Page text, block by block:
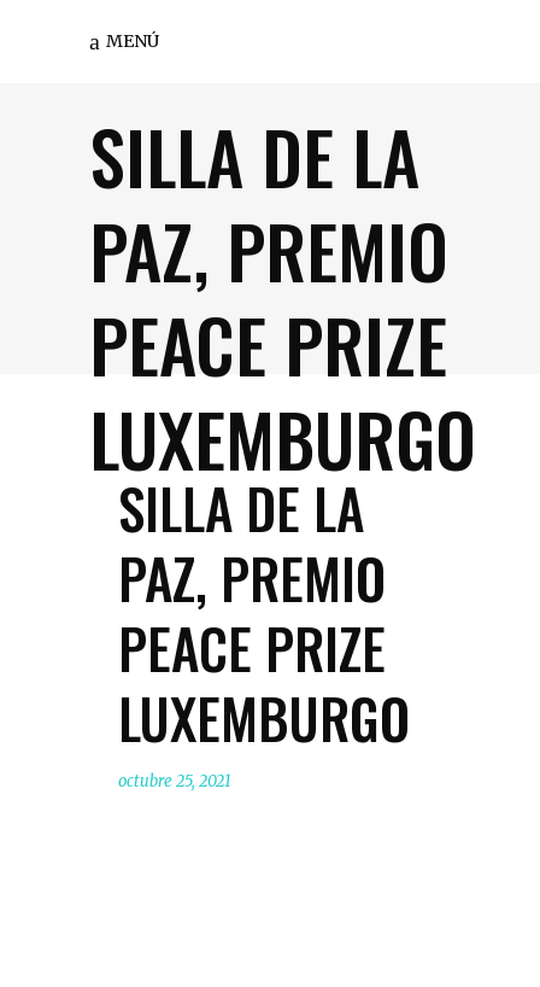
MENÚ
SILLA DE LA
PAZ, PREMIO
PEACE PRIZE
LUXEMBURGO
SILLA DE LA
PAZ, PREMIO
PEACE PRIZE
LUXEMBURGO
octubre 25, 2021